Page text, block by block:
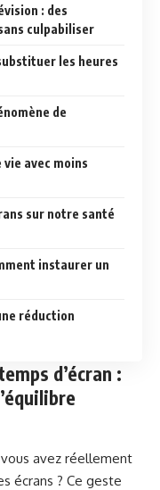
: des
culpabiliser
les heures
de
avec moins
sur notre santé
instaurer un
réduction
d’écran :
avez réellement
écrans ? Ce geste